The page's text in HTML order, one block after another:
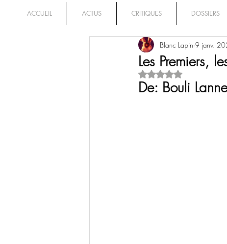
ACCUEIL ACTUS CRITIQUES DOSSIERS
Les Premiers,
Blanc Lapin 9 janv.
Noté NaN étoiles sur 5.
De: Bouli